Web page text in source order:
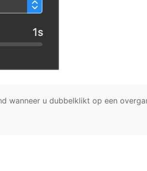
wanneer u dubbelklikt op een